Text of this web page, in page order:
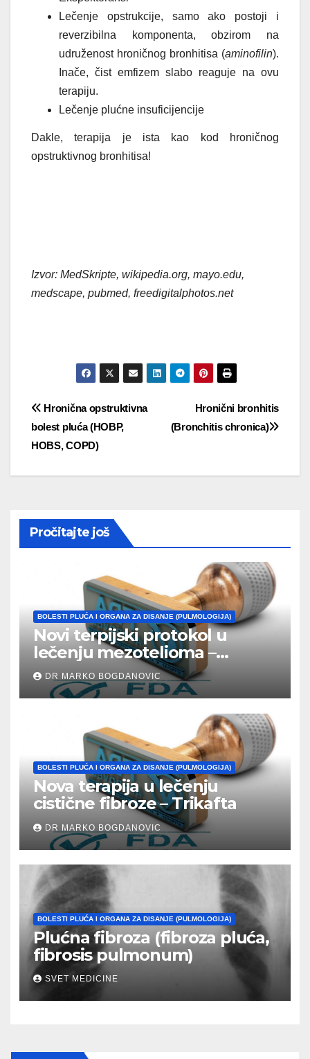
Lečenje opstrukcije, samo ako postoji i
reverzibilna komponenta, obzirom na
udruženost hroničnog bronhitisa (aminofilin).
Inače, čist emfizem slabo reaguje na ovu
terapiju.
Lečenje plućne insuficijencije
Dakle, terapija je ista kao kod hroničnog
opstruktivnog bronhitisa!
Izvor: MedSkripte, wikipedia.org, mayo.edu,
medscape, pubmed, freedigitalphotos.net
Post
navigation
Hronični bronhitis
(Bronchitis chronica)
Hronična opstruktivna
bolest pluća (HOBP,
HOBS, COPD)
Pročitajte još
BOLESTI PLUĆA I ORGANA ZA DISANJE (PULMOLOGIJA)
Novi terpijski protokol u
lečenju mezotelioma –
Opdivo/Yervoy
DR MARKO BOGDANOVIC
BOLESTI PLUĆA I ORGANA ZA DISANJE (PULMOLOGIJA)
Nova terapija u lečenju
cistične fibroze – Trikafta
DR MARKO BOGDANOVIC
BOLESTI PLUĆA I ORGANA ZA DISANJE (PULMOLOGIJA)
Plućna fibroza (fibroza pluća,
fibrosis pulmonum)
SVET MEDICINE